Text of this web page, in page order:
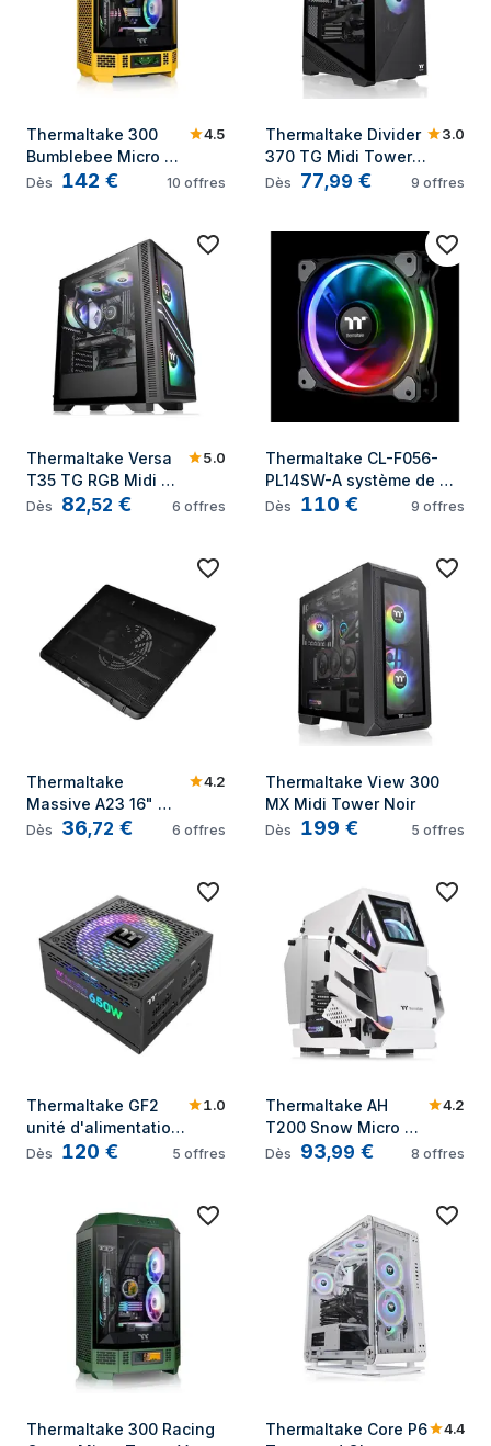
Thermaltake 300
Bumblebee Micro
Tower Jaune
4.5
Dès 142 € 10 offres
Thermaltake Divider
370 TG Midi Tower
Noir
3.0
Dès 77,99 € 9 offres
Thermaltake Versa
T35 TG RGB Midi
Tower Noir
5.0
Dès 82,52 € 6 offres
Thermaltake CL-F056-
PL14SW-A système de
refroidissement
Dès 110 € 9 offres
Thermaltake
Massive A23 16"
Noir
4.2
Dès 36,72 € 6 offres
Thermaltake View 300
MX Midi Tower Noir
Dès 199 € 5 offres
Thermaltake GF2
unité d'alimentation
d'énergie 650 W 24-
1.0
Dès 120 € 5 offres
Thermaltake AH
T200 Snow Micro
Tower Blanc
4.2
Dès 93,99 € 8 offres
Thermaltake 300 Racing
Thermaltake Core P6
4.4